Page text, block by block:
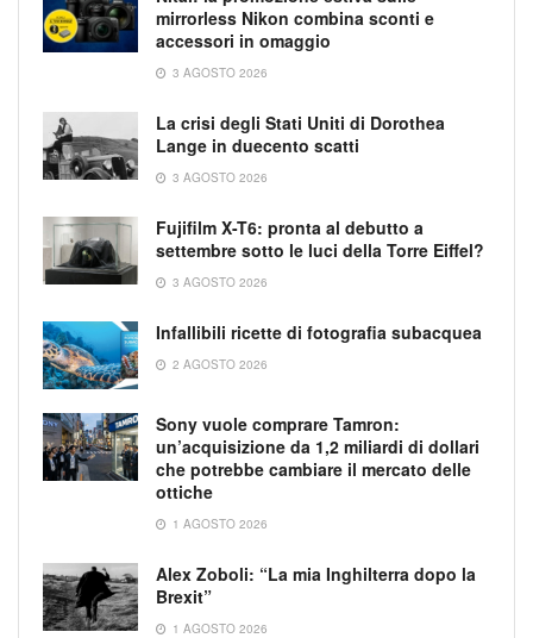
mirrorless Nikon combina sconti e
accessori in omaggio
3 AGOSTO 2026
La crisi degli Stati Uniti di Dorothea
Lange in duecento scatti
3 AGOSTO 2026
Fujifilm X-T6: pronta al debutto a
settembre sotto le luci della Torre Eiffel?
3 AGOSTO 2026
Infallibili ricette di fotografia subacquea
2 AGOSTO 2026
Sony vuole comprare Tamron:
un’acquisizione da 1,2 miliardi di dollari
che potrebbe cambiare il mercato delle
ottiche
1 AGOSTO 2026
Alex Zoboli: “La mia Inghilterra dopo la
Brexit”
1 AGOSTO 2026